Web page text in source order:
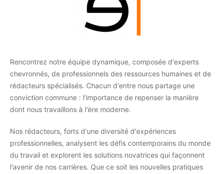
Rencontrez notre équipe dynamique, composée d'experts
chevronnés, de professionnels des ressources humaines et de
rédacteurs spécialisés. Chacun d'entre nous partage une
conviction commune : l'importance de repenser la manière
dont nous travaillons à l'ère moderne.
Nos rédacteurs, forts d'une diversité d'expériences
professionnelles, analysent les défis contemporains du monde
du travail et explorent les solutions novatrices qui façonnent
l'avenir de nos carrières. Que ce soit les nouvelles pratiques